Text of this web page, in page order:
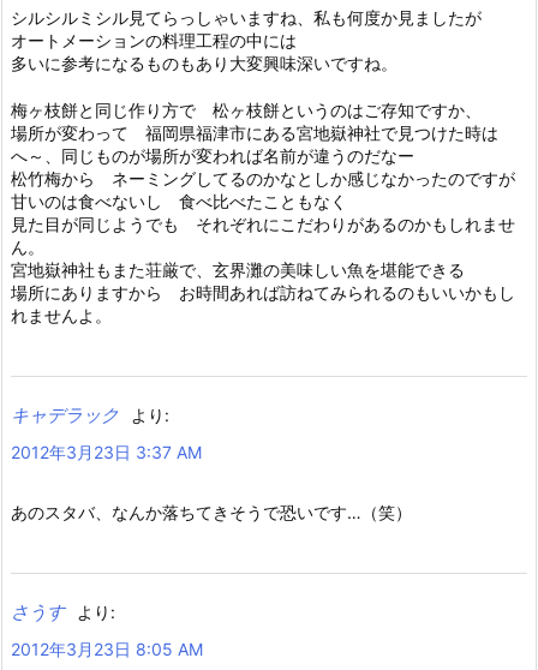
シルシルミシル見てらっしゃいますね、私も何度か見ましたが
オートメーションの料理工程の中には
多いに参考になるものもあり大変興味深いですね。
梅ヶ枝餅と同じ作り方で 松ヶ枝餅というのはご存知ですか、
場所が変わって 福岡県福津市にある宮地嶽神社で見つけた時は
へ～、同じものが場所が変われば名前が違うのだなー
松竹梅から ネーミングしてるのかなとしか感じなかったのですが
甘いのは食べないし 食べ比べたこともなく
見た目が同じようでも それぞれにこだわりがあるのかもしれませ
ん。
宮地嶽神社もまた荘厳で、玄界灘の美味しい魚を堪能できる
場所にありますから お時間あれば訪ねてみられるのもいいかもし
れませんよ。
キャデラック
より:
2012年3月23日 3:37 AM
あのスタバ、なんか落ちてきそうで恐いです…（笑）
さうす
より:
2012年3月23日 8:05 AM